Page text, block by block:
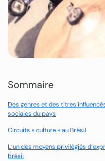
Sommaire
Des genres et des titres
sociales du pays
Circuits « culture » au Brésil
L’un des moyens privilégiés
Brésil